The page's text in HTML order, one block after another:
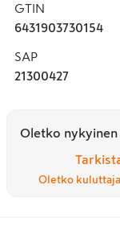
GTIN
6431903730154
SAP
21300427
Oletko nykyinen
Oletko